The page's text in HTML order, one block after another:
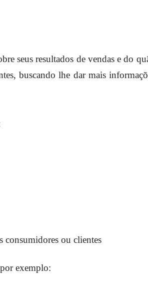
seus resultados de vendas e do
buscando lhe dar mais
consumidores ou clientes
exemplo: